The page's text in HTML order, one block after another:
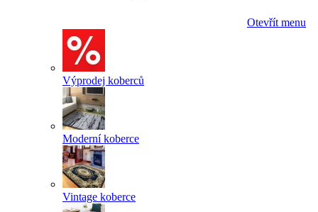
Otevřít menu
Výprodej koberců
Moderní koberce
Vintage koberce